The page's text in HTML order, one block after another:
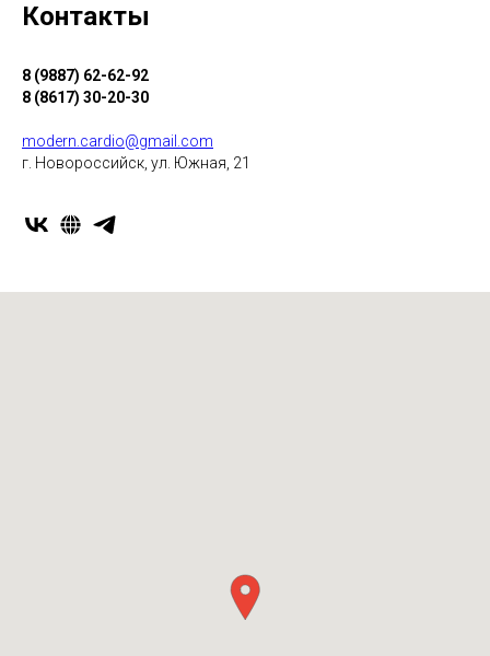
Контакты
8 (9887) 62-62-92
8 (8617) 30-20-30
modern.cardio@gmail.com
г. Новороссийск, ул. Южная, 21